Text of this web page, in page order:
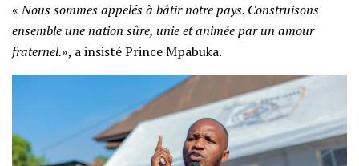
«Nous sommes appelés à bâtir notre pays. Construisons
ensemble une nation sûre, unie et animée par un amour
fraternel.», a insisté Prince Mpabuka.